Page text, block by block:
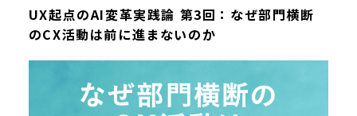
UX起点のAI変革実践論 第3回：なぜ部門横断
のCX活動は前に進まないのか